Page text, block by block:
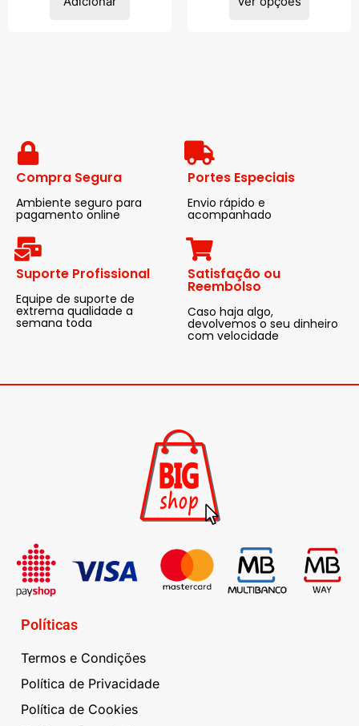
Compra Segura
Ambiente seguro para
pagamento online
Portes Especiais
Envio rápido e
acompanhado
Suporte Profissional
Equipe de suporte de
extrema qualidade a
semana toda
Satisfação ou
Reembolso
Caso haja algo,
devolvemos o seu dinheiro
com velocidade
Políticas
Termos e Condições
Política de Privacidade
Política de Cookies